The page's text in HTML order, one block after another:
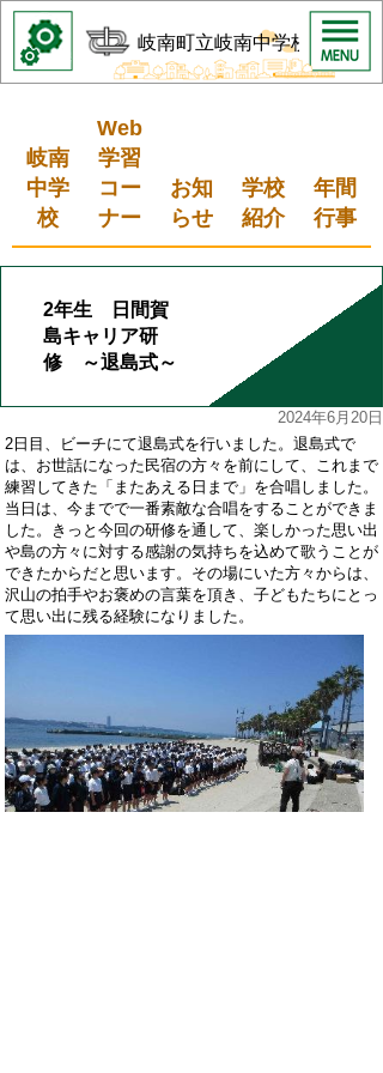
岐南町立岐南中学校
岐南
中学
校
Web
学習
コー
ナー
お知
らせ
学校
紹介
年間
行事
2年生 日間賀
島キャリア研
修 ～退島式～
2024年6月20日
2日目、ビーチにて退島式を行いました。退島式で
は、お世話になった民宿の方々を前にして、これまで
練習してきた「またあえる日まで」を合唱しました。
当日は、今までで一番素敵な合唱をすることができま
した。きっと今回の研修を通して、楽しかった思い出
や島の方々に対する感謝の気持ちを込めて歌うことが
できたからだと思います。その場にいた方々からは、
沢山の拍手やお褒めの言葉を頂き、子どもたちにとっ
て思い出に残る経験になりました。